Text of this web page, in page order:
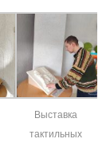
Выставка
тактильных